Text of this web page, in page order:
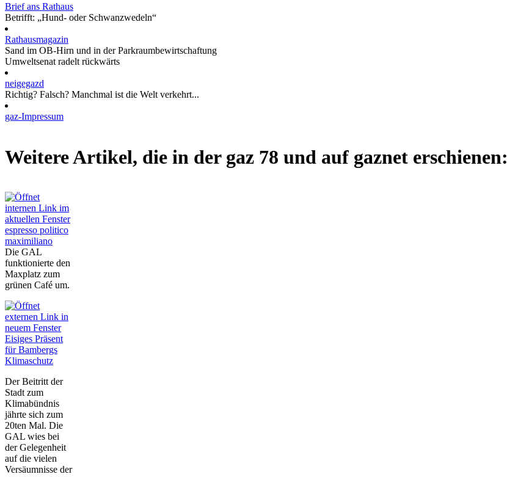
Brief ans Rathaus
Betrifft: „Hund- oder Schwanzwedeln“
Rathausmagazin
Sand im OB-Hirn und in der Parkraumbewirtschaftung
Umweltsenat radelt rückwärts
neigegazd
Richtig? Falsch? Manchmal ist die Welt verkehrt...
gaz-Impressum
Weitere Artikel, die in der gaz 78 und auf gaznet erschienen:
espresso politico
maximiliano
Die GAL
funktionierte den
Maxplatz zum
grünen Café um.
Eisiges Präsent
für Bambergs
Klimaschutz
Der Beitritt der
Stadt zum
Klimabündnis
jährte sich zum
20ten Mal. Die
GAL wies bei
der Gelegenheit
auf die vielen
Versäumnisse der